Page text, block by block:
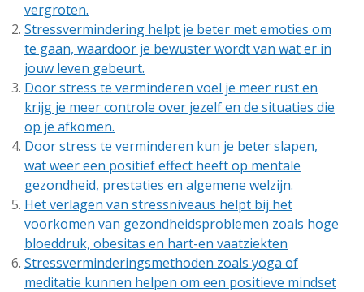
vergroten.
Stressvermindering helpt je beter met emoties om
te gaan, waardoor je bewuster wordt van wat er in
jouw leven gebeurt.
Door stress te verminderen voel je meer rust en
krijg je meer controle over jezelf en de situaties die
op je afkomen.
Door stress te verminderen kun je beter slapen,
wat weer een positief effect heeft op mentale
gezondheid, prestaties en algemene welzijn.
Het verlagen van stressniveaus helpt bij het
voorkomen van gezondheidsproblemen zoals hoge
bloeddruk, obesitas en hart-en vaatziekten
Stressverminderingsmethoden zoals yoga of
meditatie kunnen helpen om een ​​positieve mindset